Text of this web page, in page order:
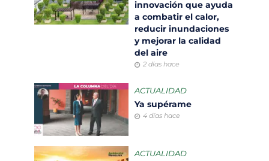
innovación que ayuda
a combatir el calor,
reducir inundaciones
y mejorar la calidad
del aire
2 días hace
ACTUALIDAD
Ya supérame
4 días hace
ACTUALIDAD